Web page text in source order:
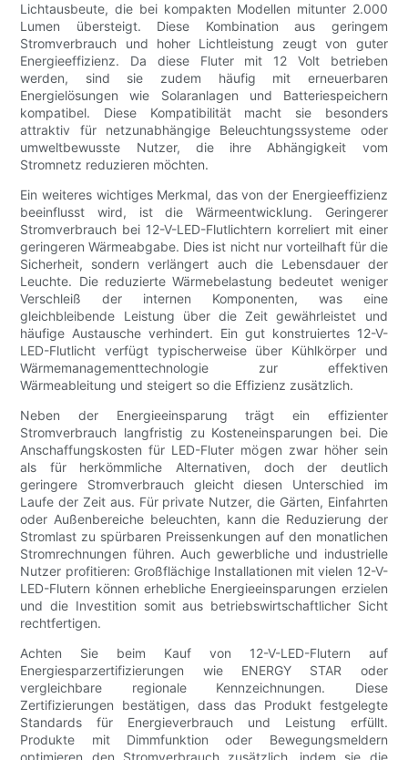
Lichtausbeute, die bei kompakten Modellen mitunter 2.000
Lumen übersteigt. Diese Kombination aus geringem
Stromverbrauch und hoher Lichtleistung zeugt von guter
Energieeffizienz. Da diese Fluter mit 12 Volt betrieben
werden, sind sie zudem häufig mit erneuerbaren
Energielösungen wie Solaranlagen und Batteriespeichern
kompatibel. Diese Kompatibilität macht sie besonders
attraktiv für netzunabhängige Beleuchtungssysteme oder
umweltbewusste Nutzer, die ihre Abhängigkeit vom
Stromnetz reduzieren möchten.
Ein weiteres wichtiges Merkmal, das von der Energieeffizienz
beeinflusst wird, ist die Wärmeentwicklung. Geringerer
Stromverbrauch bei 12-V-LED-Flutlichtern korreliert mit einer
geringeren Wärmeabgabe. Dies ist nicht nur vorteilhaft für die
Sicherheit, sondern verlängert auch die Lebensdauer der
Leuchte. Die reduzierte Wärmebelastung bedeutet weniger
Verschleiß der internen Komponenten, was eine
gleichbleibende Leistung über die Zeit gewährleistet und
häufige Austausche verhindert. Ein gut konstruiertes 12-V-
LED-Flutlicht verfügt typischerweise über Kühlkörper und
Wärmemanagementtechnologie zur effektiven
Wärmeableitung und steigert so die Effizienz zusätzlich.
Neben der Energieeinsparung trägt ein effizienter
Stromverbrauch langfristig zu Kosteneinsparungen bei. Die
Anschaffungskosten für LED-Fluter mögen zwar höher sein
als für herkömmliche Alternativen, doch der deutlich
geringere Stromverbrauch gleicht diesen Unterschied im
Laufe der Zeit aus. Für private Nutzer, die Gärten, Einfahrten
oder Außenbereiche beleuchten, kann die Reduzierung der
Stromlast zu spürbaren Preissenkungen auf den monatlichen
Stromrechnungen führen. Auch gewerbliche und industrielle
Nutzer profitieren: Großflächige Installationen mit vielen 12-V-
LED-Flutern können erhebliche Energieeinsparungen erzielen
und die Investition somit aus betriebswirtschaftlicher Sicht
rechtfertigen.
Achten Sie beim Kauf von 12-V-LED-Flutern auf
Energiesparzertifizierungen wie ENERGY STAR oder
vergleichbare regionale Kennzeichnungen. Diese
Zertifizierungen bestätigen, dass das Produkt festgelegte
Standards für Energieverbrauch und Leistung erfüllt.
Produkte mit Dimmfunktion oder Bewegungsmeldern
optimieren den Stromverbrauch zusätzlich, indem sie die